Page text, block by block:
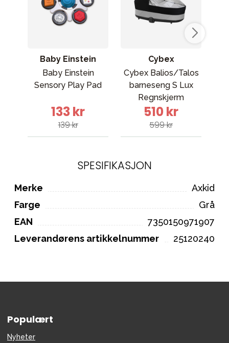
Baby Einstein
Baby Einstein
Sensory Play Pad
133 kr
139 kr
Cybex
Cybex Balios/Talos
barneseng S Lux
Regnskjerm
510 kr
599 kr
SPESIFIKASJON
Merke
Axkid
Farge
Grå
EAN
7350150971907
Leverandørens artikkelnummer
25120240
Populært
Nyheter